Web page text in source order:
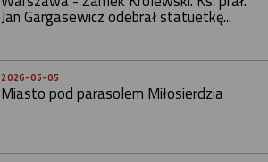
Jan Gargasewicz odebrał statuetkę...
2026-05-05
Miasto pod parasolem Miłosierdzia